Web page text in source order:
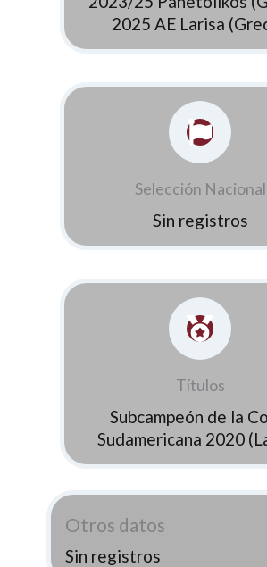
2025 AE Larisa
Selección Nacional
Sin registros
Títulos
Subcampeón de la
Sudamericana 2020
Otros datos
Sin registros